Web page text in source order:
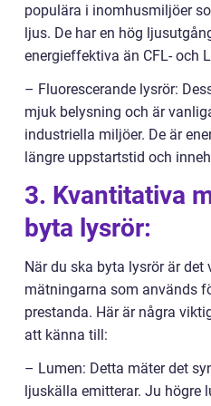
populära i inomhusmiljöer
ljus. De har en hög
energieffektiva än CFL- och
– Fluorescerande lysrör:
mjuk belysning och är
industriella miljöer. De är
längre uppstartstid och
3. Kvantitativa
byta lysrör:
När du ska byta lysrör är
mätningarna som används
prestanda. Här är några
att känna till:
– Lumen: Detta mäter det
ljuskälla emitterar. Ju högre